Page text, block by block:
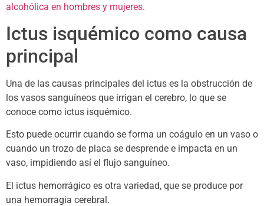
alcohólica en hombres y mujeres.
Ictus isquémico como causa
principal
Una de las causas principales del ictus es la obstrucción de
los vasos sanguíneos que irrigan el cerebro, lo que se
conoce como ictus isquémico.
Esto puede ocurrir cuando se forma un coágulo en un vaso o
cuando un trozo de placa se desprende e impacta en un
vaso, impidiendo así el flujo sanguíneo.
El ictus hemorrágico es otra variedad, que se produce por
una hemorragia cerebral.